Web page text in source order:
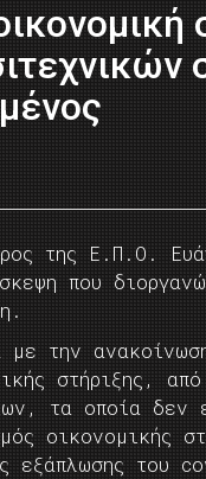
της Ε.Π.Ο.
που
με την
στήριξης,
τα οποία δεν
οικονομικής
εξάπλωσης του